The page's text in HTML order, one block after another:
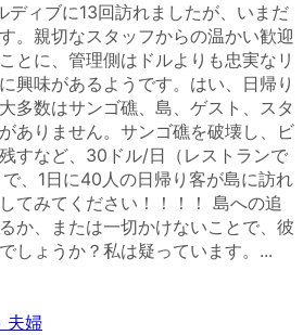
ディブに13回訪れましたが、いまだ
。親切なスタッフからの温かい歓迎
とに、管理側はドルよりも忠実なリ
興味があるようです。はい、日帰り
多数はサンゴ礁、島、ゲスト、スタ
ありません。サンゴ礁を破壊し、ビ
すなど、30ドル/日（レストランで
、1日に40人の日帰り客が島に訪れ
てみてください！！！！ 島への追
か、または一切かけないことで、彼
しょうか？私は疑っています。...
夫婦